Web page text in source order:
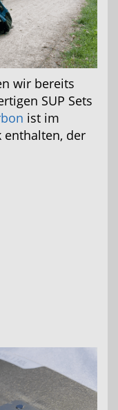
wir bereits
SUP Sets
ist im
enthalten, der